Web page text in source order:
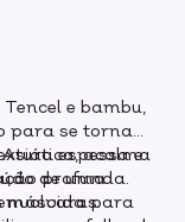
e bambu,
para se torna
espessa e
de uma
máscaras.
acalma
profunda.
para